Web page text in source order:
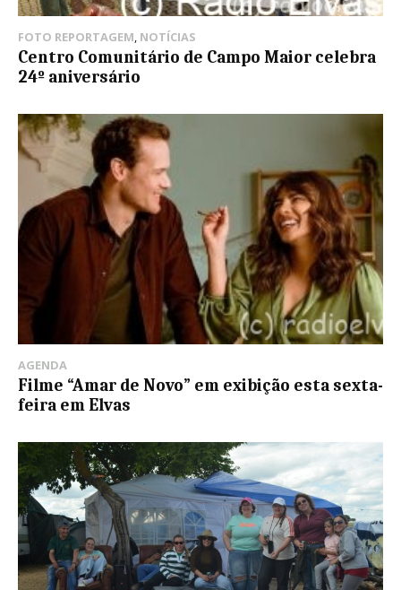
FOTO REPORTAGEM, NOTÍCIAS
Centro Comunitário de Campo Maior celebra
24º aniversário
AGENDA
Filme “Amar de Novo” em exibição esta sexta-
feira em Elvas